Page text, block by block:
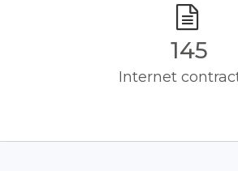
145
Internet